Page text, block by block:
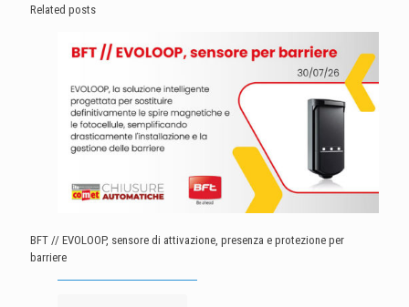
Related posts
BFT // EVOLOOP, sensore di attivazione, presenza e protezione per
barriere